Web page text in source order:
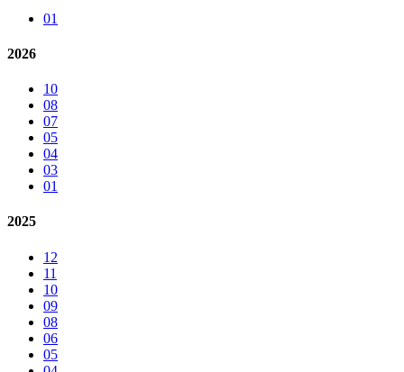
01
2026
10
08
07
05
04
03
01
2025
12
11
10
09
08
06
05